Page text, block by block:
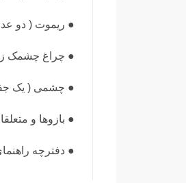
● ریموت ( دو
● چراغ چشمک
● چشمی ( یک
● بازوها و
● دفترچه